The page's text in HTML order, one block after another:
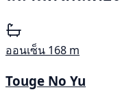
ออนเซ็น 168 m
Touge No Yu